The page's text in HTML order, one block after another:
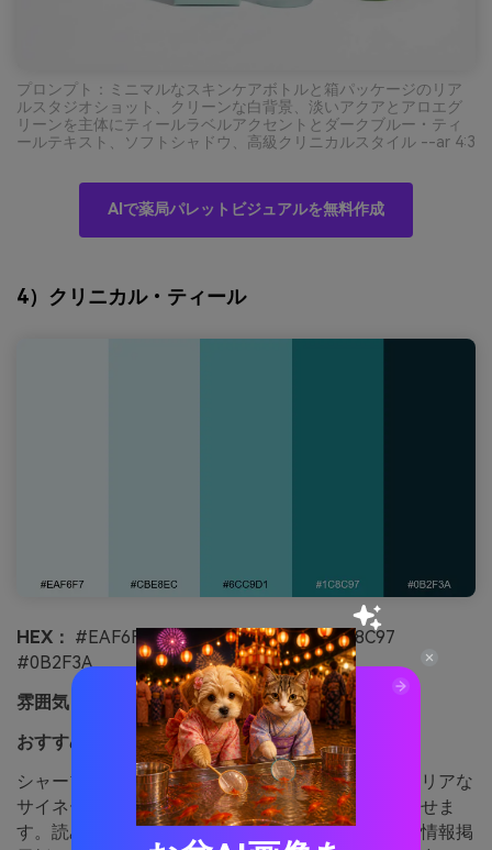
プロンプト：ミニマルなスキンケアボトルと箱パッケージのリア
ルスタジオショット、クリーンな白背景、淡いアクアとアロエグ
リーンを主体にティールラベルアクセントとダークブルー・ティ
ールテキスト、ソフトシャドウ、高級クリニカルスタイル --ar 4:3
AIで薬局パレットビジュアルを無料作成
4）クリニカル・ティール
HEX： #EAF6F7 #CBE8EC #6CC9D1 #1C8C97
#0B2F3A
雰囲気：
自信・プロフェッショナル・シャープ
おすすめ用途：クリニックのサイネージ・誘導表示
シャープなティールとクールなニュートラルは、クリアな
サイネージや整った廊下、落ち着いた誘導を連想させま
す。読みやすさが必須の誘導システムや部門案内、情報掲